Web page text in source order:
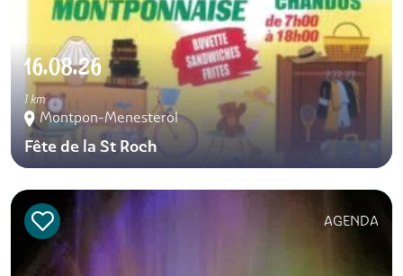
16.08.26
1 km
Montpon-Menesterol
Fête de la St Roch
AGENDA